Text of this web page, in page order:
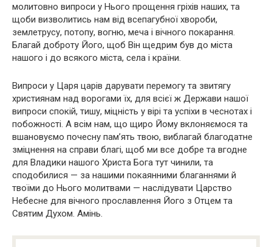
молитовно випроси у Нього прощення гріхів наших, та
щоби визволитись нам від всепагубної хвороби,
землетрусу, потопу, вогню, меча і вічного покарання.
Благай доброту Його, щоб Він щедрим був до міста
нашого і до всякого міста, села і країни.
Випроси у Царя царів дарувати перемогу та звитягу
християнам над ворогами їх, для всієї ж Держави нашої
випроси спокій, тишу, міцність у вірі та успіхи в чеснотах і
побожності. А всім нам, що щиро Йому вклоняємося та
вшановуємо почесну пам’ять твою, виблагай благодатне
зміцнення на справи благі, щоб ми все добре та вгодне
для Владики нашого Христа Бога тут чинили, та
сподобилися — за нашими покаянними благаннями й
твоїми до Нього молитвами — наслідувати Царство
Небесне для вічного прославлення Його з Отцем та
Святим Духом. Амінь.